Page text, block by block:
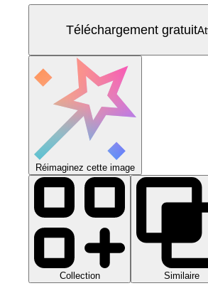
Téléchargement gratuit
Réimaginez cette image
Collection Similaire